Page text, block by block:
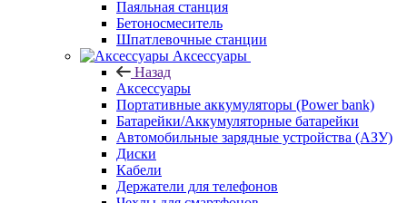
Паяльная станция
Бетоносмеситель
Шпатлевочные станции
Аксессуары
Назад
Аксессуары
Портативные аккумуляторы (Power bank)
Батарейки/Аккумуляторные батарейки
Автомобильные зарядные устройства (АЗУ)
Диски
Кабели
Держатели для телефонов